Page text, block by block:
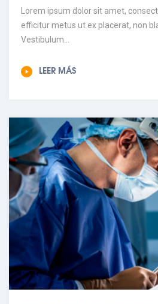
Lorem ipsum dolor sit amet,
efficitur metus ut ex placerat, non
Vestibulum...
LEER MÁS